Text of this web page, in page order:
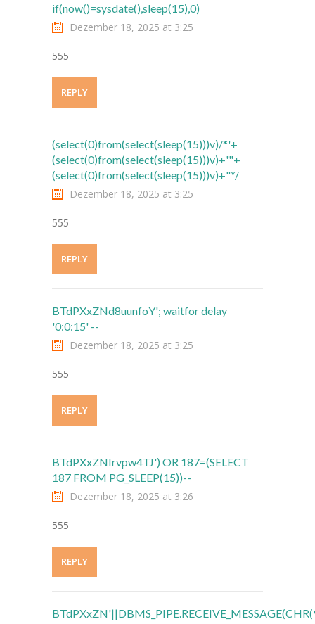
---- Stundentafel
-- Leistungskonzept
-- Fächer
---- Mathematik
---- Englisch
---- Sachunterricht
---- Sport/Schwimmen
---- Kunst/Textil
---- Religion
-- Herkunftssprachlicher Unterricht
-- Schullied
-- Petriparlament
---- Ziele / Aufgaben
---- Aktuelles
-- Schulordnung
-- Schulbücherei
if(now()=sysdate(),sleep(15),0)
Dezember 18, 2025 at 3:25
555
REPLY
(select(0)from(select(sleep(15)))v)/*'+
(select(0)from(select(sleep(15)))v)+'"+
(select(0)from(select(sleep(15)))v)+"*/
Dezember 18, 2025 at 3:25
555
REPLY
BTdPXxZNd8uunfoY'; waitfor delay
'0:0:15' --
Dezember 18, 2025 at 3:25
555
REPLY
BTdPXxZNIrvpw4TJ') OR 187=(SELECT
187 FROM PG_SLEEP(15))--
Dezember 18, 2025 at 3:26
555
REPLY